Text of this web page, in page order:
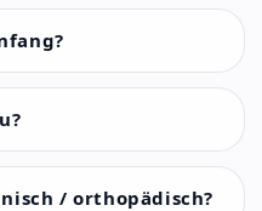
/ orthopädisch?